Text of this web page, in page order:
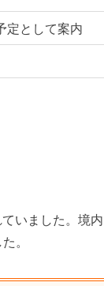
定として案内
いました。境内
。